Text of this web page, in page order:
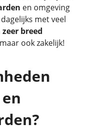
en omgeving
met veel
zeer breed
ook zakelijk!